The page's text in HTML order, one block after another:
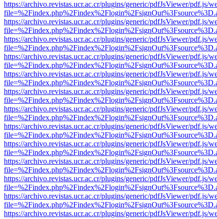
https://archivo.revistas.ucr.ac.cr/plugins/generic/pdfJsViewer/pdf.js/
https://archivo.revistas.ucr.ac.cr/plugins/generic/pdfJsViewer/pdf.js/
https://archivo.revistas.ucr.ac.cr/plugins/generic/pdfJsViewer/pdf.js/
https://archivo.revistas.ucr.ac.cr/plugins/generic/pdfJsViewer/pdf.js/
https://archivo.revistas.ucr.ac.cr/plugins/generic/pdfJsViewer/pdf.js/
https://archivo.revistas.ucr.ac.cr/plugins/generic/pdfJsViewer/pdf.js/
https://archivo.revistas.ucr.ac.cr/plugins/generic/pdfJsViewer/pdf.js/
https://archivo.revistas.ucr.ac.cr/plugins/generic/pdfJsViewer/pdf.js/
https://archivo.revistas.ucr.ac.cr/plugins/generic/pdfJsViewer/pdf.js/
https://archivo.revistas.ucr.ac.cr/plugins/generic/pdfJsViewer/pdf.js/
https://archivo.revistas.ucr.ac.cr/plugins/generic/pdfJsViewer/pdf.js/
https://archivo.revistas.ucr.ac.cr/plugins/generic/pdfJsViewer/pdf.js/
https://archivo.revistas.ucr.ac.cr/plugins/generic/pdfJsViewer/pdf.js/